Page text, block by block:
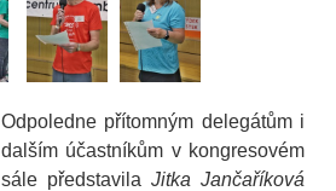
Odpoledne přítomným delegátům i
dalším účastníkům v kongresovém
sále představila Jitka Jančaříková